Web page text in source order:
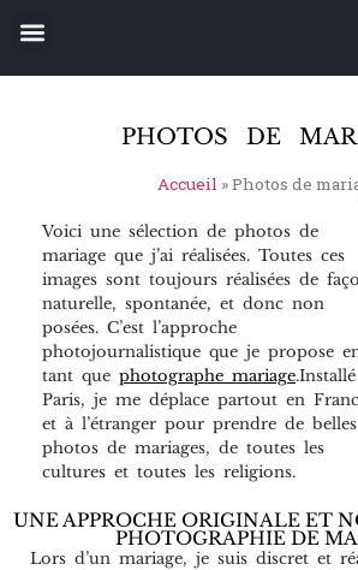
PHOTOS DE
Accueil »Photos de
Voici une sélection de photos de
mariage que j’ai réalisées. Toutes ces
images sont toujours réalisées de
naturelle, spontanée, et donc non
posées. C’est l’approche
photojournalistique que je propose
tant que photographe mariage
Paris, je me déplace partout en
et à l’étranger pour prendre de belles
photos de mariages, de toutes les
cultures et toutes les religions.
UNE APPROCHE ORIGINALE ET
PHOTOGRAPHIE DE
Lors d’un mariage, je suis discret et